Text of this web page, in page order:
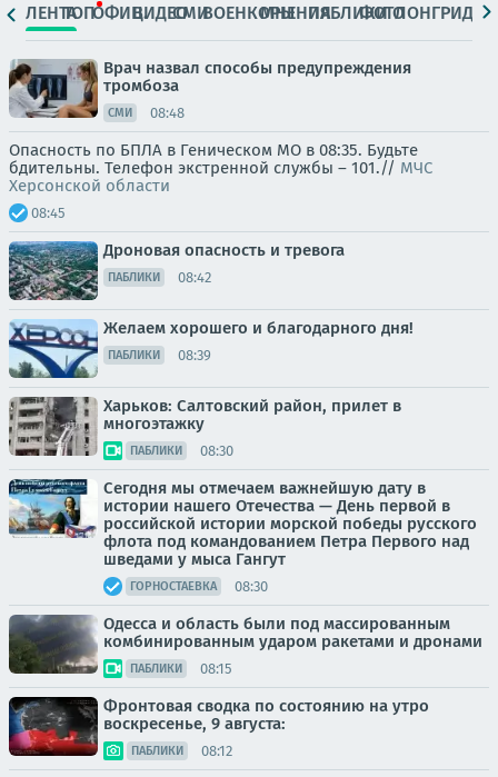
ЛЕНТАТОПОФИЦ.ВИДЕОСМИВОЕНКОРЫМНЕНИЯПАБЛИКИ
ФОТОЛОНГРИДЫ
Врач назвал способы предупреждения
тромбоза
СМИ 08:48
Опасность по БПЛА в Геническом МО в 08:35. Будьте
бдительны. Телефон экстренной службы – 101.// МЧС
Херсонской области
08:45
Дроновая опасность и тревога
ПАБЛИКИ 08:42
Желаем хорошего и благодарного дня!
ПАБЛИКИ 08:39
Харьков: Салтовский район, прилет в
многоэтажку
ПАБЛИКИ 08:30
Сегодня мы отмечаем важнейшую дату в
истории нашего Отечества — День первой в
российской истории морской победы русского
флота под командованием Петра Первого над
шведами у мыса Гангут
ГОРНОСТАЕВКА 08:30
Одесса и область были под массированным
комбинированным ударом ракетами и дронами
ПАБЛИКИ 08:15
Фронтовая сводка по состоянию на утро
воскресенье, 9 августа:
ПАБЛИКИ 08:12